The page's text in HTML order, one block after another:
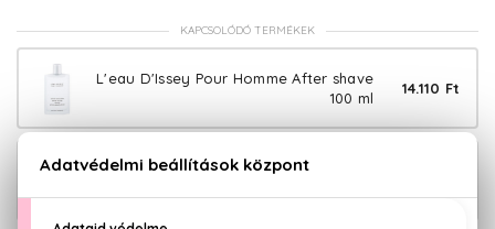
KAPCSOLÓDÓ TERMÉKEK
L'eau D'Issey Pour Homme After shave
100 ml
14.110 Ft
L'eau D'Issey Pour Homme After shave